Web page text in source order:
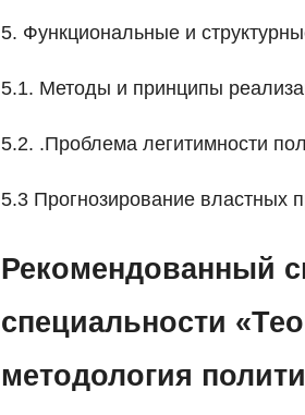
5. Функциональные и
5.1. Методы и принципы
5.2. .Проблема легитимности
5.3 Прогнозирование властных
Рекомендованный
специальности
методология